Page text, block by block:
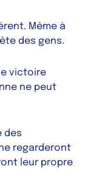
Même à
des gens.
victoire
ne peut
des
regarderont
leur propre